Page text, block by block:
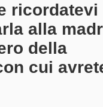
ricordatevi
alla
della
cui